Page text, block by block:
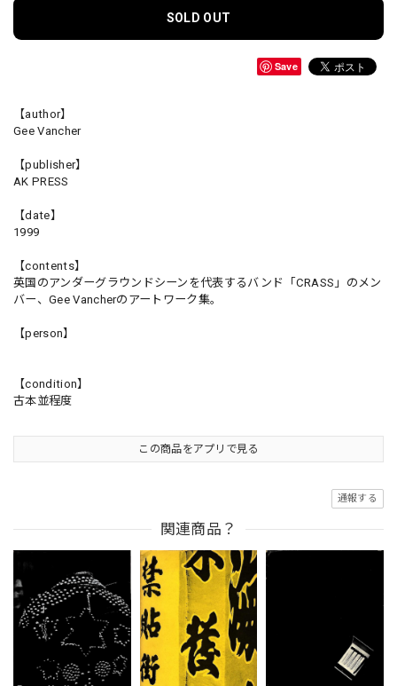
SOLD OUT
Save
【author】
Gee Vancher
【publisher】
AK PRESS
【date】
1999
【contents】
英国のアンダーグラウンドシーンを代表するバンド「CRASS」のメン
バー、Gee Vancherのアートワーク集。
【person】
【condition】
古本並程度
この商品をアプリで見る
通報する
関連商品？